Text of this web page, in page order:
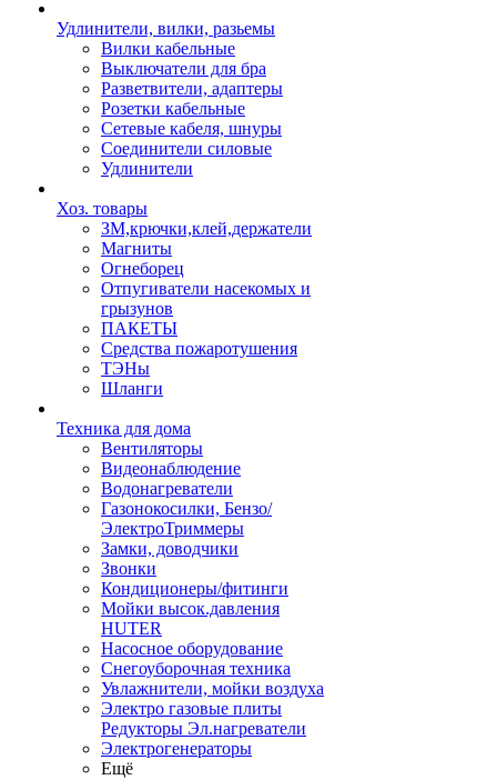
Удлинители, вилки, разьемы
Вилки кабельные
Выключатели для бра
Разветвители, адаптеры
Розетки кабельные
Сетевые кабеля, шнуры
Соединители силовые
Удлинители
Хоз. товары
ЗМ,крючки,клей,держатели
Магниты
Огнеборец
Отпугиватели насекомых и
грызунов
ПАКЕТЫ
Средства пожаротушения
ТЭНы
Шланги
Техника для дома
Вентиляторы
Видеонаблюдение
Водонагреватели
Газонокосилки, Бензо/
ЭлектроТриммеры
Замки, доводчики
Звонки
Кондиционеры/фитинги
Мойки высок.давления
HUTER
Насосное оборудование
Снегоуборочная техника
Увлажнители, мойки воздуха
Электро газовые плиты
Редукторы Эл.нагреватели
Электрогенераторы
Ещё